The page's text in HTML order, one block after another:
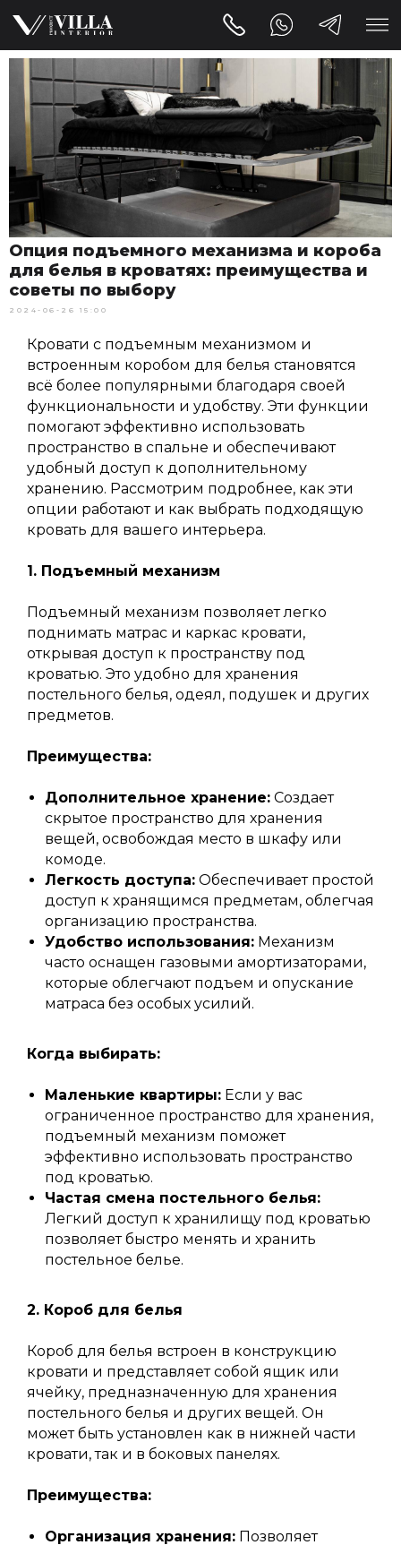
Опция подъемного механизма и короба
для белья в кроватях: преимущества и
советы по выбору
2024-06-26 15:00
Кровати с подъемным механизмом и
встроенным коробом для белья становятся
всё более популярными благодаря своей
функциональности и удобству. Эти функции
помогают эффективно использовать
пространство в спальне и обеспечивают
удобный доступ к дополнительному
хранению. Рассмотрим подробнее, как эти
опции работают и как выбрать подходящую
кровать для вашего интерьера.
1. Подъемный механизм
Подъемный механизм позволяет легко
поднимать матрас и каркас кровати,
открывая доступ к пространству под
кроватью. Это удобно для хранения
постельного белья, одеял, подушек и других
предметов.
Преимущества:
Дополнительное хранение: Создает
скрытое пространство для хранения
вещей, освобождая место в шкафу или
комоде.
Легкость доступа: Обеспечивает простой
доступ к хранящимся предметам, облегчая
организацию пространства.
Удобство использования: Механизм
часто оснащен газовыми амортизаторами,
которые облегчают подъем и опускание
матраса без особых усилий.
Когда выбирать:
Маленькие квартиры: Если у вас
ограниченное пространство для хранения,
подъемный механизм поможет
эффективно использовать пространство
под кроватью.
Частая смена постельного белья:
Легкий доступ к хранилищу под кроватью
позволяет быстро менять и хранить
постельное белье.
2. Короб для белья
Короб для белья встроен в конструкцию
кровати и представляет собой ящик или
ячейку, предназначенную для хранения
постельного белья и других вещей. Он
может быть установлен как в нижней части
кровати, так и в боковых панелях.
Преимущества:
Организация хранения: Позволяет